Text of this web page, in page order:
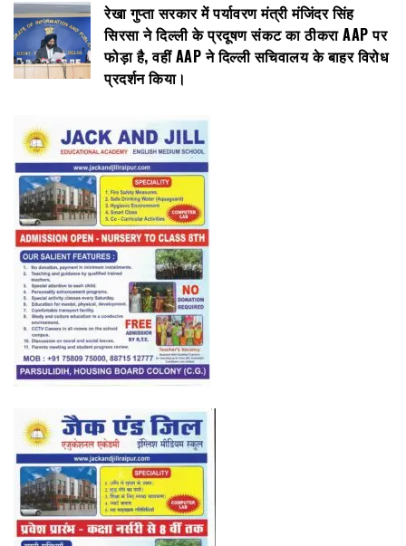
रेखा गुप्ता सरकार में पर्यावरण मंत्री मंजिंदर सिंह
सिरसा ने दिल्ली के प्रदूषण संकट का ठीकरा AAP पर
फोड़ा है, वहीं AAP ने दिल्ली सचिवालय के बाहर विरोध
प्रदर्शन किया।